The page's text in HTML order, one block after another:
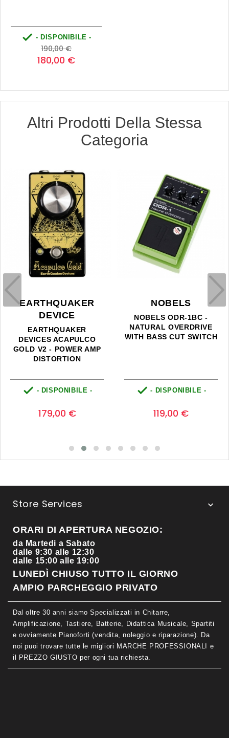
 - DISPONIBILE -
Prezzo
base
190,00 €Prezzo
180,00 €
Altri Prodotti Della Stessa
Categoria
EARTHQUAKER
DEVICE
EARTHQUAKER
DEVICES ACAPULCO
GOLD V2 - POWER AMP
DISTORTION
 - DISPONIBILE -
179,00 €
NOBELS
NOBELS ODR-1BC -
NATURAL OVERDRIVE
WITH BASS CUT SWITCH
 - DISPONIBILE -
119,00 €
Store Services 
ORARI DI APERTURA NEGOZIO:
da Martedi a Sabato
dalle 9:30 alle 12:30
dalle 15:00 alle 19:00
LUNEDÌ CHIUSO TUTTO IL GIORNO
AMPIO PARCHEGGIO PRIVATO
Dal oltre 30 anni siamo Specializzati in Chitarre,
Amplificazione, Tastiere, Batterie, Didattica Musicale, Spartiti
e ovviamente Pianoforti (vendita, noleggio e riparazione). Da
noi puoi trovare tutte le migliori MARCHE PROFESSIONALI e
il PREZZO GIUSTO per ogni tua richiesta.